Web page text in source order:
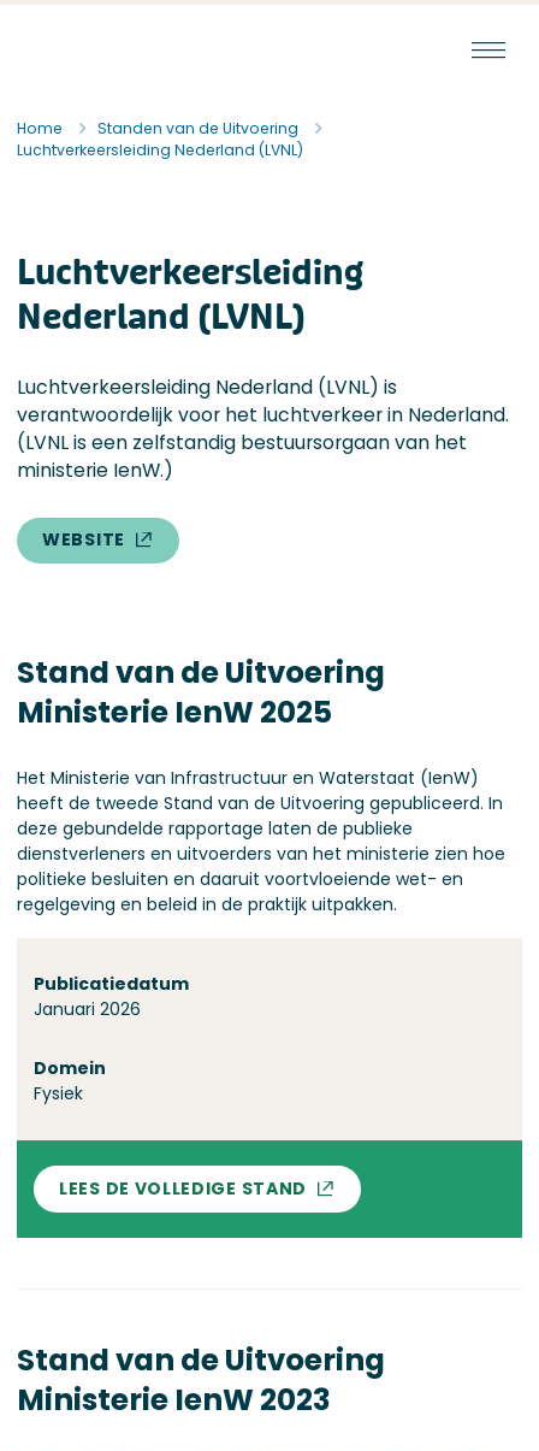
Home
Standen van de Uitvoering
Luchtverkeersleiding Nederland (LVNL)
Luchtverkeersleiding
Nederland (LVNL)
Luchtverkeersleiding Nederland (LVNL) is
verantwoordelijk voor het luchtverkeer in Nederland.
(LVNL is een zelfstandig bestuursorgaan van het
ministerie IenW.)
WEBSITE
Stand van de Uitvoering
Ministerie IenW 2025
Het Ministerie van Infrastructuur en Waterstaat (IenW)
heeft de tweede Stand van de Uitvoering gepubliceerd. In
deze gebundelde rapportage laten de publieke
dienstverleners en uitvoerders van het ministerie zien hoe
politieke besluiten en daaruit voortvloeiende wet- en
regelgeving en beleid in de praktijk uitpakken.
Publicatiedatum
Januari 2026
Domein
Fysiek
LEES DE VOLLEDIGE STAND
Stand van de Uitvoering
Ministerie IenW 2023